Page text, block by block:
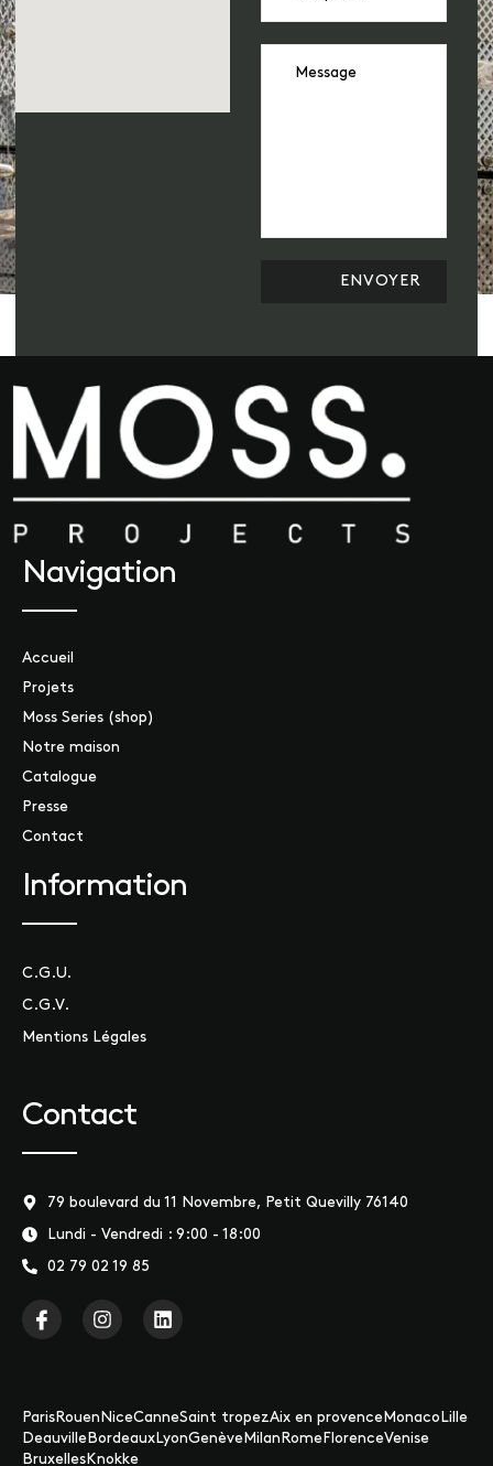
Navigation
Accueil
Projets
Moss Series (shop)
Notre maison
Catalogue
Presse
Contact
Information
C.G.U.
C.G.V.
Mentions Légales
Contact
79 boulevard du 11 Novembre, Petit Quevilly 76140
Lundi - Vendredi : 9:00 - 18:00
02 79 02 19 85
Paris Rouen NiceCanneSaint tropezAix en provence Monaco Lille
Deauville Bordeaux LyonGenève Milan Rome FlorenceVenise
Bruxelles Knokke